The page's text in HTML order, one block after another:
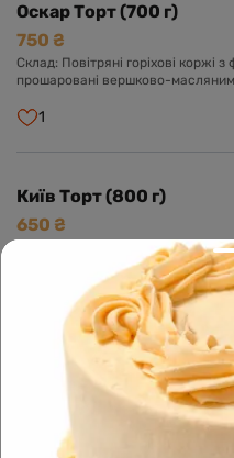
Оскар Торт (700 г)
750 ₴
Склад: Повітряні горіхові коржі
прошаровані вершково-
Оформлений кремом, шоколадною
1
Київ Торт (800 г)
650 ₴
Склад: Повітряні коржі з
вершково-масляним кремом в
згущеним молоком. Оформлений
Лоліта Торт (1000 г)
Склад: Бісквіт, ніжне вершкове
буше, оформлений вершками, буше в шоколаді і